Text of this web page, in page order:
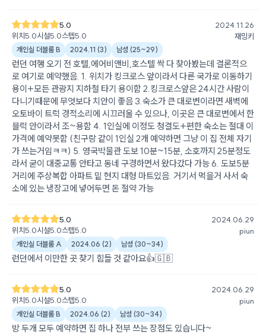
5.0
위치5.0시설5.0스텝5.0
2024.11.26
재밍키
개인실 더블룸 B 2024.11 (3) 남성 (25~29)
런던 여행 오기 전 호텔,에어비앤비,호스텔 싹 다 찾아봤는데 결론적으
로 여기로 예약했음. 1. 위치가 킹크로스 앞이라서 다른 국가로 이동하기
용이+모든 관광지 지하철 타기 용이함 2.킹크로스앞은 24시간 사람이
다니기때문에 무엇보다 치안이 좋음 3.숙소가 큰 대로변이라면 새벽에
오토바이 트럭 경적소리에 시끄러울 수 있으나, 이곳은 큰 대로변에서 한
블럭 안이라서 조~용함 4. 1인실에 이정도 청결도+편한 숙소는 절대 이
가격에 예약못함 (친구랑 같이 1인실 2개 예약하면 그냥 이 집 전체 자기
가 쓰는거임ㅋㅋ) 5. 영국박물관 도보 10분~15분, 소호까지 25분정도
라서 굳이 대중교통 안타고 동네 구경하면서 왔다갔다 가능 6. 도보5분
거리에 주상복합 아파트 밑 현지 대형 마트있음. 거기서 먹을거 사서 숙
소에 있는 냉장고에 넣어두면 돈 절약 가능
5.0
위치5.0시설5.0스텝5.0
2024.06.29
piun
개인실 더블룸 A 2024.06 (2) 남성 (30~34)
런던에서 이만한 곳 찾기 힘들 것 같아요👍🇬🇧
5.0
위치5.0시설5.0스텝5.0
2024.06.29
piun
개인실 더블룸 B 2024.06 (2) 남성 (30~34)
방 두개 모두 예약하면 집 하나 전부 쓰는 장점도 있습니다~